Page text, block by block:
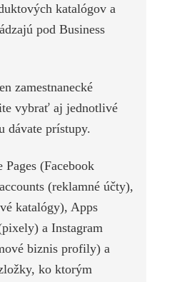
katalógov a
pod Business
zamestnanecké
vybrať aj jednotlivé
dávate prístupy.
(Facebook
(reklamné účty),
katalógy), Apps
a Instagram
biznis profily) a
ko ktorým